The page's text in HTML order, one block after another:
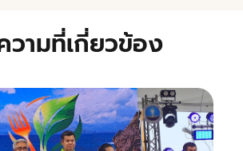
วามที่เกี่ยวข้อง